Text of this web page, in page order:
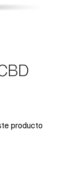
producto